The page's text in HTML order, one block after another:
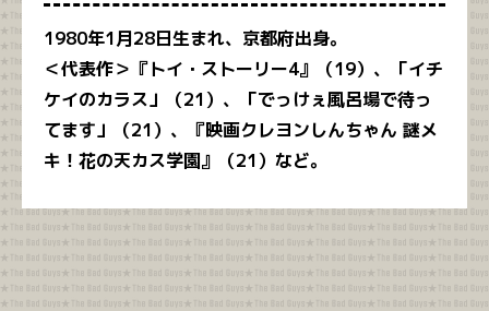
1980年1月28日生まれ、京都府出身。
＜代表作＞『トイ・ストーリー4』（19）、「イチ
ケイのカラス」（21）、「でっけぇ風呂場で待っ
てます」（21）、『映画クレヨンしんちゃん 謎メ
キ！花の天カス学園』（21）など。